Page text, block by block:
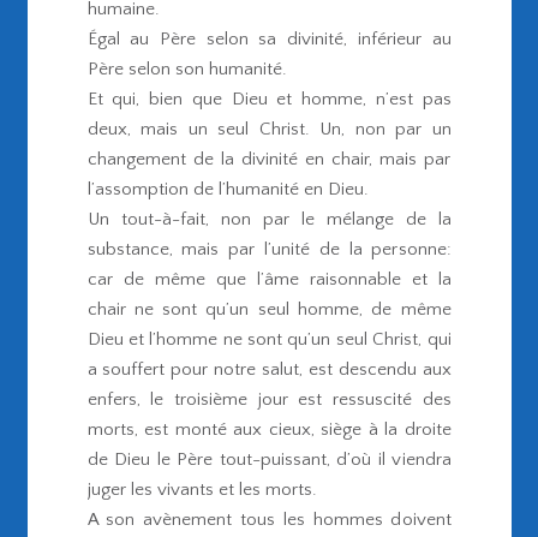
humaine.
Égal au Père selon sa divinité, inférieur au
Père selon son humanité.
Et qui, bien que Dieu et homme, n’est pas
deux, mais un seul Christ. Un, non par un
changement de la divinité en chair, mais par
l’assomption de l’humanité en Dieu.
Un tout-à-fait, non par le mélange de la
substance, mais par l’unité de la personne:
car de même que l’âme raisonnable et la
chair ne sont qu’un seul homme, de même
Dieu et l’homme ne sont qu’un seul Christ, qui
a souffert pour notre salut, est descendu aux
enfers, le troisième jour est ressuscité des
morts, est monté aux cieux, siège à la droite
de Dieu le Père tout-puissant, d’où il viendra
juger les vivants et les morts.
A son avènement tous les hommes doivent